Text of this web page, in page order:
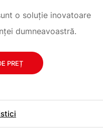
o soluție inovatoare
dumneavoastră.
PREȚ